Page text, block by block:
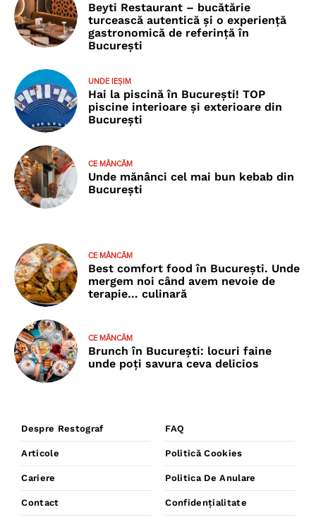
Beyti Restaurant – bucătărie
turcească autentică și o experiență
gastronomică de referință în
București
UNDE IEȘIM
Hai la piscină în București! TOP
piscine interioare și exterioare din
București
CE MÂNCĂM
Unde mănânci cel mai bun kebab din
București
CE MÂNCĂM
Best comfort food în București. Unde
mergem noi când avem nevoie de
terapie… culinară
CE MÂNCĂM
Brunch în București: locuri faine
unde poţi savura ceva delicios
Despre Restograf
Articole
Cariere
Contact
FAQ
Politică Cookies
Politica De Anulare
Confidențialitate